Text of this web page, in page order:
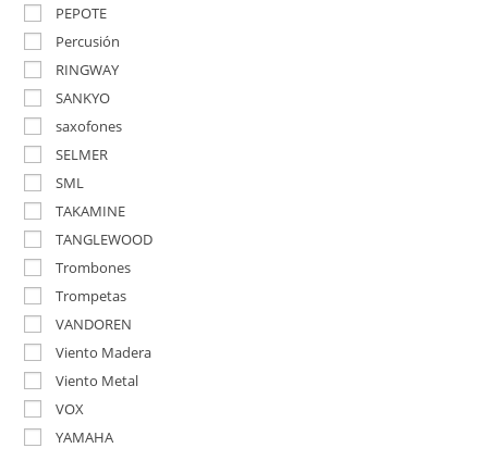
PEPOTE
Percusión
RINGWAY
SANKYO
saxofones
SELMER
SML
TAKAMINE
TANGLEWOOD
Trombones
Trompetas
VANDOREN
Viento Madera
Viento Metal
VOX
YAMAHA